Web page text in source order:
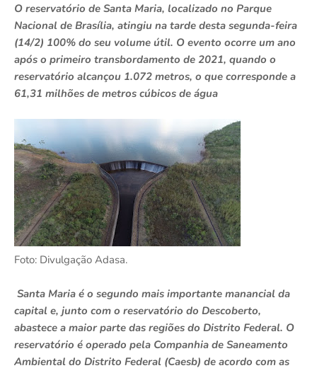
O reservatório de Santa Maria, localizado no Parque
Nacional de Brasília, atingiu na tarde desta segunda-feira
(14/2) 100% do seu volume útil. O evento ocorre um ano
após o primeiro transbordamento de 2021, quando o
reservatório alcançou 1.072 metros, o que corresponde a
61,31 milhões de metros cúbicos de água
Foto: Divulgação Adasa.
Santa Maria é o segundo mais importante manancial da
capital e, junto com o reservatório do Descoberto,
abastece a maior parte das regiões do Distrito Federal. O
reservatório é operado pela Companhia de Saneamento
Ambiental do Distrito Federal (Caesb) de acordo com as